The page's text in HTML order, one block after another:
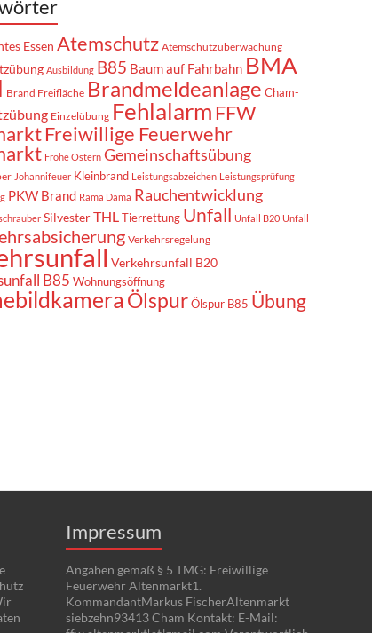
Essen Atemschutz Atemschutzüberwachung
Ausbildung B85 Baum auf Fahrbahn BMA
Brand Freifläche Brandmeldeanlage Cham-
Einzelübung Fehlalarm FFW
Freiwillige Feuerwehr
Frohe Ostern Gemeinschaftsübung
Johannifeuer Kleinbrand Leistungsabzeichen Leistungsprüfung
PKW Brand Rama Dama Rauchentwicklung
SilvesterTHLTierrettung Unfall Unfall B20 Unfall
Verkehrsregelung
Verkehrsunfall B20
B85 Wohnungsöffnung
ÖlspurÖlspur B85 Übung
Impressum
Angaben gemäß § 5 TMG: Freiwillige
Feuerwehr Altenmarkt1.
KommandantMarkus FischerAltenmarkt
siebzehn93413 Cham Kontakt: E-Mail: